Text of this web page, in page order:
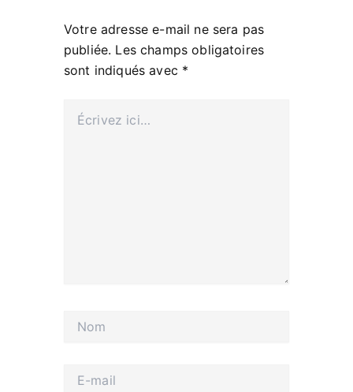
Votre adresse e-mail ne sera pas
publiée. Les champs obligatoires
sont indiqués avec *
ici…
mail